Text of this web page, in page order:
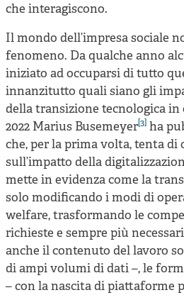
che interagiscono.
Il mondo dell’impresa sociale
fenomeno. Da qualche anno
iniziato ad occuparsi di tutto
innanzitutto quali siano gli
della transizione tecnologica in
2022 Marius Busemeyer[3] ha
che, per la prima volta, tenta
sull’impatto della
mette in evidenza come la
solo modificando i modi di
welfare, trasformando le
richieste e sempre più
anche il contenuto del lavoro
di ampi volumi di dati –, le
– con la nascita di piattaforme